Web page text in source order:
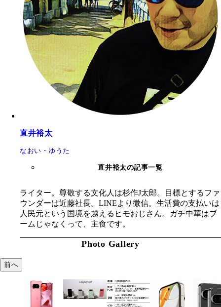
直井裕太
なおい・ゆうた
直井裕太の記事一覧
ライター。尊敬する文化人は杉作J太郎。目標とするファ
ウンダーは近藤社長。LINEより微信。生活費の支払いは
人民元という国境を越えるヒモおじさん。ガチ中華はブ
ームじゃなくって、主食です。
Photo Gallery
前へ